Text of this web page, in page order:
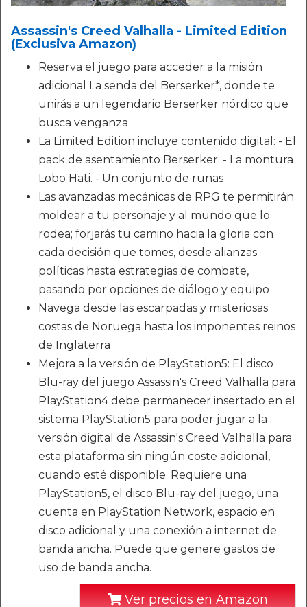
Assassin's Creed Valhalla - Limited Edition
(Exclusiva Amazon)
Reserva el juego para acceder a la misión
adicional La senda del Berserker*, donde te
unirás a un legendario Berserker nórdico que
busca venganza
La Limited Edition incluye contenido digital: - El
pack de asentamiento Berserker. - La montura
Lobo Hati. - Un conjunto de runas
Las avanzadas mecánicas de RPG te permitirán
moldear a tu personaje y al mundo que lo
rodea; forjarás tu camino hacia la gloria con
cada decisión que tomes, desde alianzas
políticas hasta estrategias de combate,
pasando por opciones de diálogo y equipo
Navega desde las escarpadas y misteriosas
costas de Noruega hasta los imponentes reinos
de Inglaterra
Mejora a la versión de PlayStation5: El disco
Blu-ray del juego Assassin's Creed Valhalla para
PlayStation4 debe permanecer insertado en el
sistema PlayStation5 para poder jugar a la
versión digital de Assassin's Creed Valhalla para
esta plataforma sin ningún coste adicional,
cuando esté disponible. Requiere una
PlayStation5, el disco Blu-ray del juego, una
cuenta en PlayStation Network, espacio en
disco adicional y una conexión a internet de
banda ancha. Puede que genere gastos de
uso de banda ancha.
Ver precios en Amazon